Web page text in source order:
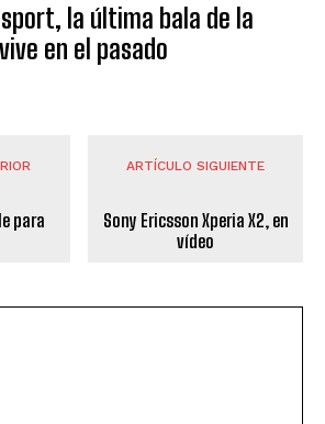
la última bala de la
en el pasado
para
ARTÍCULO SIGUIENTE
Sony Ericsson Xperia X2, en
vídeo